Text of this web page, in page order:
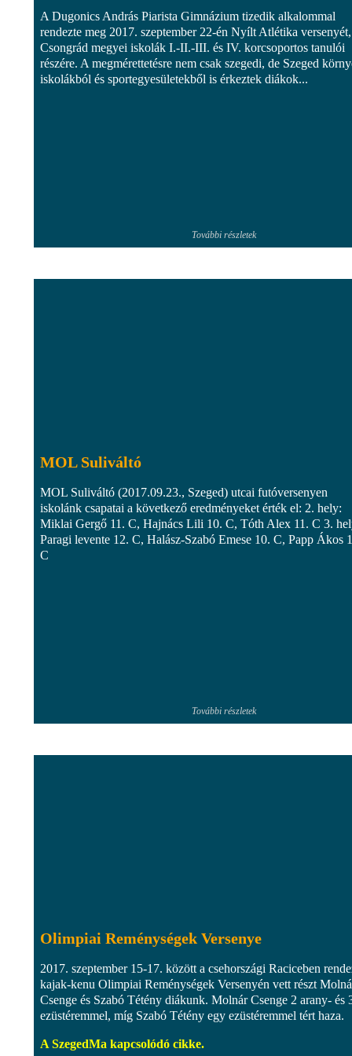
A Dugonics András Piarista Gimnázium tizedik alkalommal
rendezte meg 2017. szeptember 22-én Nyílt Atlétika
Csongrád megyei iskolák I.-II.-III. és IV. korcsoportos tanulói
részére. A megmérettetésre nem csak szegedi, de Szeged
iskolákból és sportegyesületekből is érkeztek diákok...
További részletek
MOL Suliváltó
MOL Suliváltó (2017.09.23., Szeged) utcai futóversenyen
iskolánk csapatai a következő eredményeket érték el: 2. hely:
Miklai Gergő 11. C, Hajnács Lili 10. C, Tóth Alex 11. C 3.
Paragi levente 12. C, Halász-Szabó Emese 10. C, Papp Ákos
C
További részletek
Olimpiai Reménységek Versenye
2017. szeptember 15-17. között a csehországi Raciceben
kajak-kenu Olimpiai Reménységek Versenyén vett részt
Csenge és Szabó Tétény diákunk. Molnár Csenge 2 arany- és
ezüstéremmel, míg Szabó Tétény egy ezüstéremmel tért haza.
A SzegedMa kapcsolódó cikke.